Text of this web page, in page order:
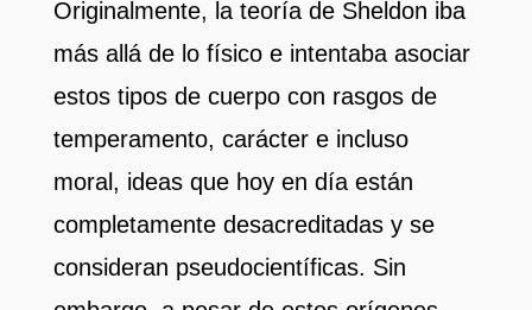
Originalmente, la teoría de Sheldon iba
más allá de lo físico e intentaba asociar
estos tipos de cuerpo con rasgos de
temperamento, carácter e incluso
moral, ideas que hoy en día están
completamente desacreditadas y se
consideran pseudocientíficas. Sin